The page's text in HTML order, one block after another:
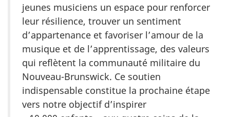
jeunes musiciens un espace pour renforcer
leur résilience, trouver un sentiment
d’appartenance et favoriser l’amour de la
musique et de l’apprentissage, des valeurs
qui reflètent la communauté militaire du
Nouveau-Brunswick. Ce soutien
indispensable constitue la prochaine étape
vers notre objectif d’inspirer